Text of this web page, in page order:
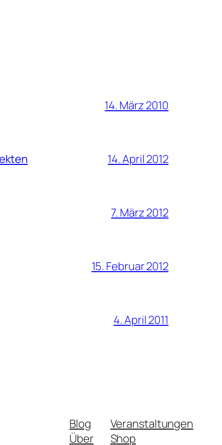
14. März 2010
14. April 2012
7. März 2012
15. Februar 2012
4. April 2011
Blog
Über
Veranstaltungen
Shop